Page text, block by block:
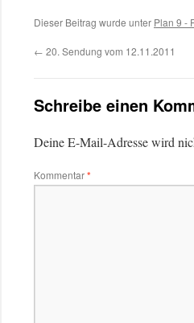
Dieser Beitrag wurde unter Plan 9 -
← 20. Sendung vom 12.11.2011
Schreibe einen
Deine E-Mail-Adresse wird
Kommentar*